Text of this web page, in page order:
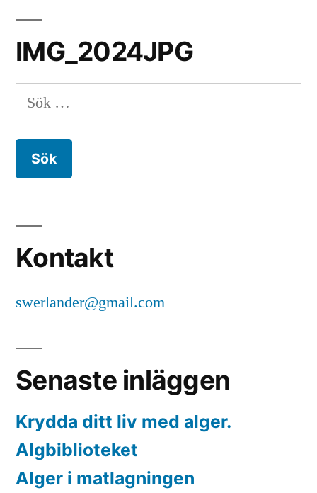
IMG_2024JPG
Sök
efter:
Kontakt
swerlander@gmail.com
Senaste inläggen
Krydda ditt liv med alger.
Algbiblioteket
Alger i matlagningen